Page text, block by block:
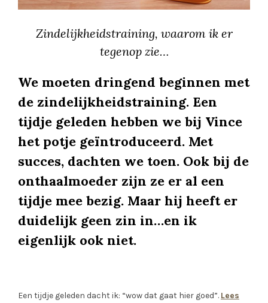
Zindelijkheidstraining, waarom ik er
tegenop zie…
We moeten dringend beginnen met
de zindelijkheidstraining. Een
tijdje geleden hebben we bij Vince
het potje geïntroduceerd. Met
succes, dachten we toen. Ook bij de
onthaalmoeder zijn ze er al een
tijdje mee bezig. Maar hij heeft er
duidelijk geen zin in…en ik
eigenlijk ook niet.
Een tijdje geleden dacht ik: “wow dat gaat hier goed”. Lees